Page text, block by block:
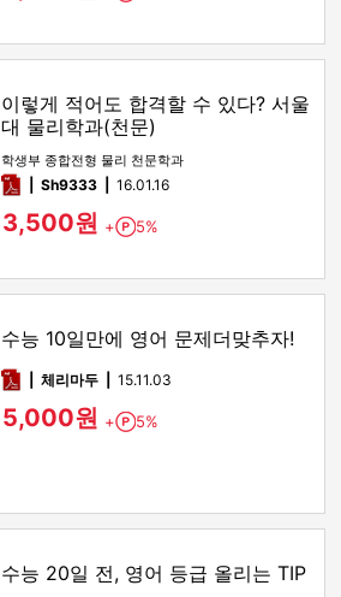
이렇게 적어도 합격할 수 있다? 서울
대 물리학과(천문)
학생부 종합전형 물리 천문학과
pdfSh9333 16.01.16
3,500원 + Point
5%
수능 10일만에 영어 문제더맞추자!
pdf체리마두 15.11.03
5,000원 + Point
5%
수능 20일 전, 영어 등급 올리는 TIP